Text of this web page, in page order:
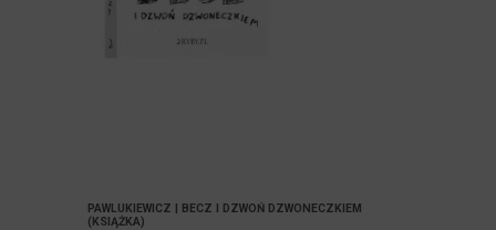
PAWLUKIEWICZ | BECZ I DZWOŃ DZWONECZKIEM
(KSIĄŻKA)